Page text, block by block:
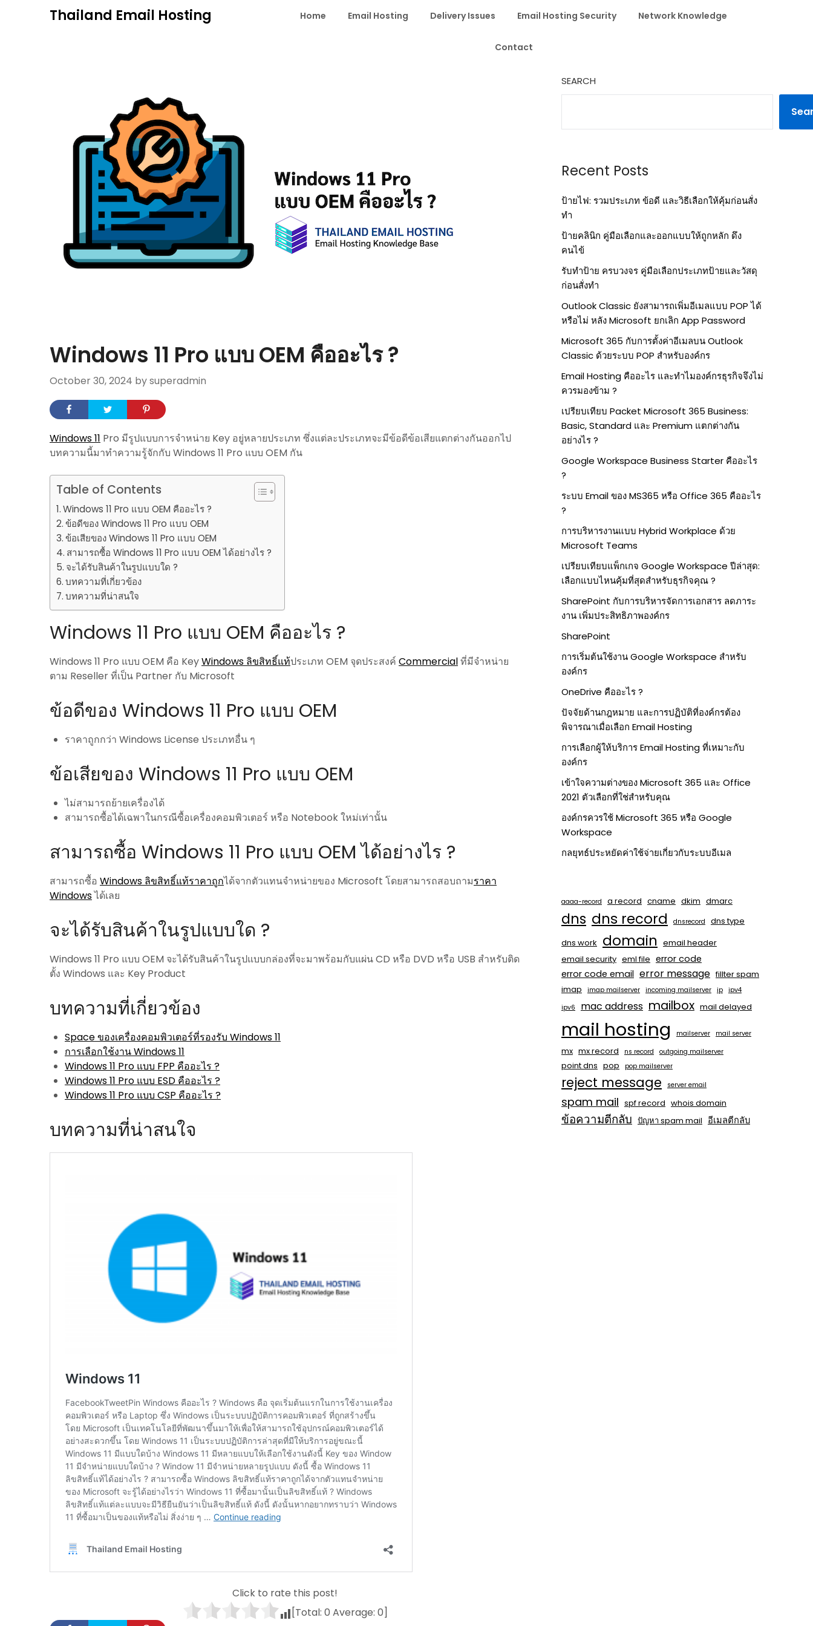
Thailand Email Hosting Home Email Hosting Delivery Issues Email Hosting Security Network Knowledge
Contact
Windows 11 Pro แบบ OEM คืออะไร ?
October 30, 2024 by superadmin
Windows 11 Pro มีรูปแบบการจำหน่าย Key อยู่หลายประเภท ซึ่งแต่ละประเภทจะมีข้อดีข้อเสียแตกต่างกันออกไป
บทความนี้มาทำความรู้จักกับ Windows 11 Pro แบบ OEM กัน
Table of Contents
Windows 11 Pro แบบ OEM คืออะไร ?
ข้อดีของ Windows 11 Pro แบบ OEM
ข้อเสียของ Windows 11 Pro แบบ OEM
สามารถซื้อ Windows 11 Pro แบบ OEM ได้อย่างไร ?
จะได้รับสินค้าในรูปแบบใด ?
บทความที่เกี่ยวข้อง
บทความที่น่าสนใจ
Windows 11 Pro แบบ OEM คืออะไร ?
Windows 11 Pro แบบ OEM คือ KeyWindows ลิขสิทธิ์แท้ประเภท OEM จุดประสงค์ Commercialที่มีจำหน่าย
ตาม Reseller ที่เป็น Partner กับ Microsoft
ข้อดีของ Windows 11 Pro แบบ OEM
ราคาถูกกว่า Windows License ประเภทอื่น ๆ
ข้อเสียของ Windows 11 Pro แบบ OEM
ไม่สามารถย้ายเครื่องได้
สามารถซื้อได้เฉพาในกรณีซื้อเครื่องคอมพิวเตอร์ หรือ Notebook ใหม่เท่านั้น
สามารถซื้อ Windows 11 Pro แบบ OEM ได้อย่างไร ?
สามารถซื้อ Windows ลิขสิทธิ์แท้ราคาถูกได้จากตัวแทนจำหน่ายของ Microsoft โดยสามารถสอบถามราคา
Windowsได้เลย
จะได้รับสินค้าในรูปแบบใด ?
Windows 11 Pro แบบ OEM จะได้รับสินค้าในรูปแบบกล่องที่จะมาพร้อมกับแผ่น CD หรือ DVD หรือ USB สำหรับติด
ตั้ง Windows และ Key Product
บทความที่เกี่ยวข้อง
Space ของเครื่องคอมพิวเตอร์ที่รองรับ Windows 11
การเลือกใช้งาน Windows 11
Windows 11 Pro แบบ FPP คืออะไร ?
Windows 11 Pro แบบ ESD คืออะไร ?
Windows 11 Pro แบบ CSP คืออะไร ?
บทความที่น่าสนใจ
Click to rate this post!
[Total: 0 Average: 0]
SEARCH
Recent Posts
ป้ายไฟ: รวมประเภท ข้อดี และวิธีเลือกให้คุ้มก่อนสั่ง
ทำ
ป้ายคลินิก คู่มือเลือกและออกแบบให้ถูกหลัก ดึง
คนไข้
รับทำป้าย ครบวงจร คู่มือเลือกประเภทป้ายและวัสดุ
ก่อนสั่งทำ
Outlook Classic ยังสามารถเพิ่มอีเมลแบบ POP ได้
หรือไม่ หลัง Microsoft ยกเลิก App Password
Microsoft 365 กับการตั้งค่าอีเมลบน Outlook
Classic ด้วยระบบ POP สำหรับองค์กร
Email Hosting คืออะไร และทำไมองค์กรธุรกิจจึงไม่
ควรมองข้าม ?
เปรียบเทียบ Packet Microsoft 365 Business:
Basic, Standard และ Premium แตกต่างกัน
อย่างไร ?
Google Workspace Business Starter คืออะไร
?
ระบบ Email ของ MS365 หรือ Office 365 คืออะไร
?
การบริหารงานแบบ Hybrid Workplace ด้วย
Microsoft Teams
เปรียบเทียบแพ็กเกจ Google Workspace ปีล่าสุด:
เลือกแบบไหนคุ้มที่สุดสำหรับธุรกิจคุณ ?
SharePoint กับการบริหารจัดการเอกสาร ลดภาระ
งาน เพิ่มประสิทธิภาพองค์กร
SharePoint
การเริ่มต้นใช้งาน Google Workspace สำหรับ
องค์กร
OneDrive คืออะไร ?
ปัจจัยด้านกฎหมาย และการปฏิบัติที่องค์กรต้อง
พิจารณาเมื่อเลือก Email Hosting
การเลือกผู้ให้บริการ Email Hosting ที่เหมาะกับ
องค์กร
เข้าใจความต่างของ Microsoft 365 และ Office
2021 ตัวเลือกที่ใช่สำหรับคุณ
องค์กรควรใช้ Microsoft 365 หรือ Google
Workspace
กลยุทธ์ประหยัดค่าใช้จ่ายเกี่ยวกับระบบอีเมล
aaaa-record a record cname dkim dmarc
dns dns record dnsrecord
dns type
dns work domain email header
email security eml file error code
error code email error message fillter spam
imap
imap mailserver incoming mailserver ip
ipv4
ipv6
mac address mailbox mail delayed
mail hosting mailserver mail server
mx mx record ns record outgoing mailserver
point dns pop pop mailserver
reject message server email
spam mail spf record whois domain
ข้อความตีกลับ ปัญหา spam mail อีเมลตีกลับ